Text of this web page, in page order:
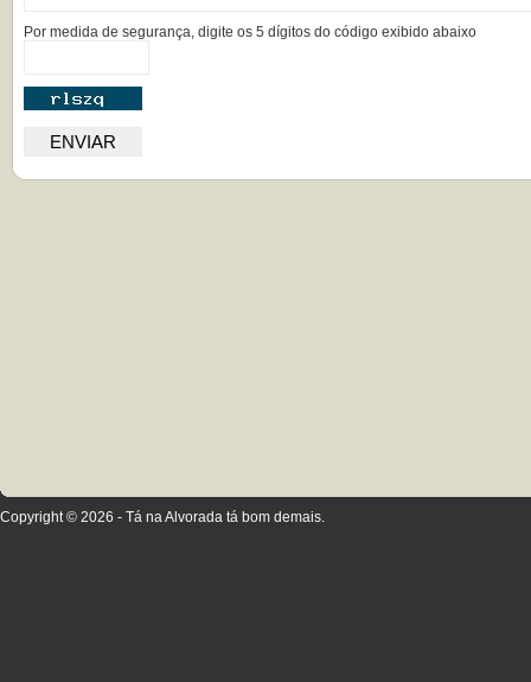
Por medida de segurança, digite os 5 dígitos do código exibido abaixo
Copyright © 2026 - Tá na Alvorada tá bom demais.